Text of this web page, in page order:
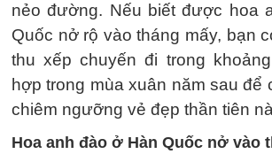
nẻo đường. Nếu biết được hoa
Quốc nở rộ vào tháng mấy, bạn
thu xếp chuyến đi trong
hợp trong mùa xuân năm sau để
chiêm ngưỡng vẻ đẹp thần tiên
Hoa anh đào ở Hàn Quốc nở vào